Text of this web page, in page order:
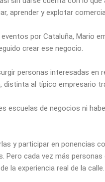
aprender y explotar
por Cataluña, Mario
crear ese negocio.
personas interesadas en
distinta al típico empresario
escuelas de negocios ni
y participar en ponencias
Pero cada vez más
la experiencia real de la calle.